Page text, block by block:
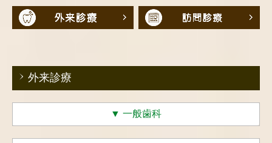
外来診療
▼ 一般歯科